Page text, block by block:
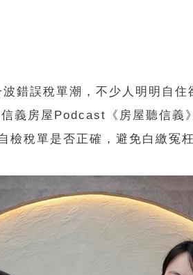
錯誤稅單潮，不少人明明自
義房屋Podcast《房屋聽信義
稅單是否正確，避免白繳冤枉